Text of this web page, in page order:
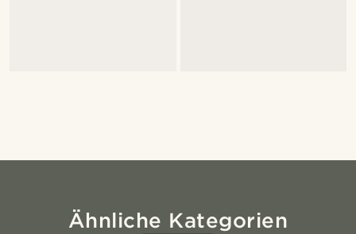
Ähnliche Kategorien